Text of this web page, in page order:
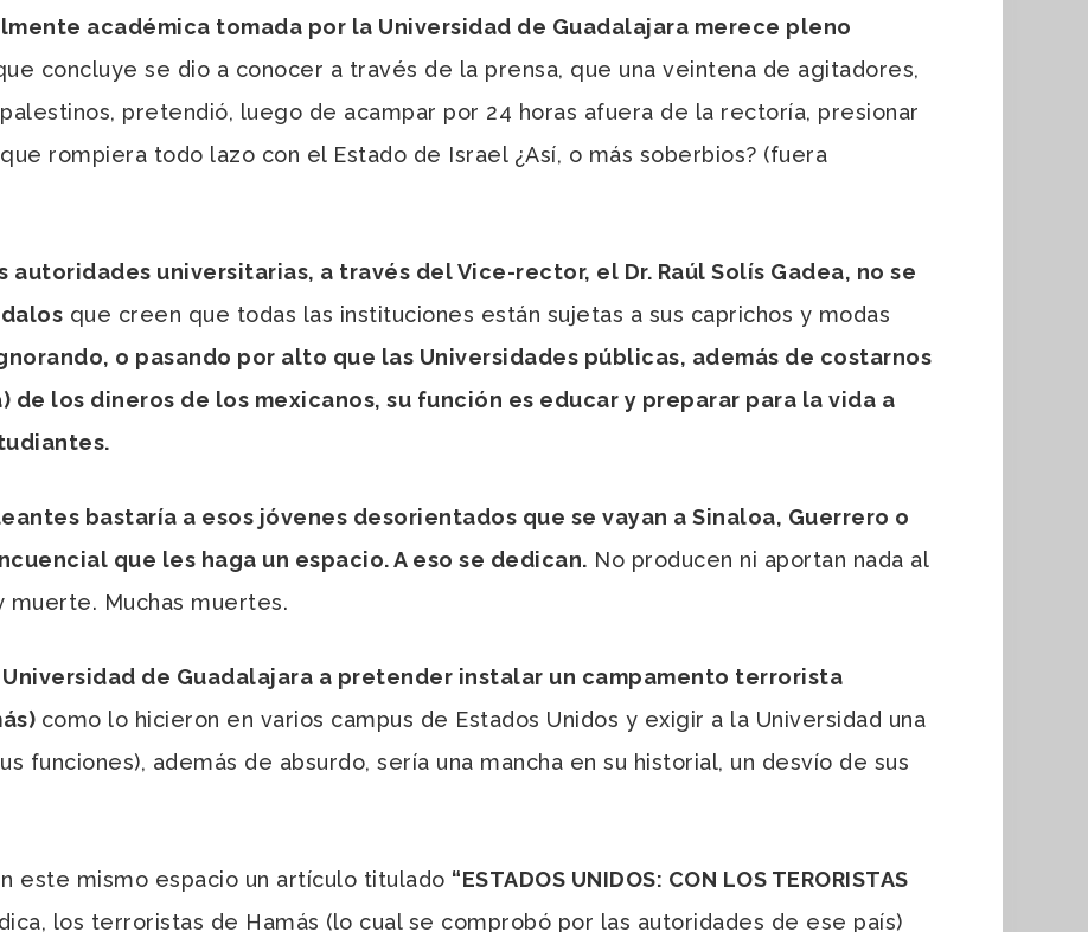
académica tomada por la Universidad de Guadalajara merece pleno
concluye se dio a conocer a través de la prensa, que una veintena de agitadores,
pretendió, luego de acampar por 24 horas afuera de la rectoría, presionar
rompiera todo lazo con el Estado de Israel ¿Así, o más soberbios? (fuera
universitarias, a través del Vice-rector, el Dr. Raúl Solís Gadea, no se
que creen que todas las instituciones están sujetas a sus caprichos y modas
o pasando por alto que las Universidades públicas, además de costarnos
de los dineros de los mexicanos, su función es educar y preparar para la vida a
bastaría a esos jóvenes desorientados que se vayan a Sinaloa, Guerrero o
que les haga un espacio. A eso se dedican. No producen ni aportan nada al
Muchas muertes.
de Guadalajara a pretender instalar un campamento terrorista
como lo hicieron en varios campus de Estados Unidos y exigir a la Universidad una
funciones), además de absurdo, sería una mancha en su historial, un desvío de sus
este mismo espacio un artículo titulado “ESTADOS UNIDOS: CON LOS TERORISTAS
los terroristas de Hamás (lo cual se comprobó por las autoridades de ese país)